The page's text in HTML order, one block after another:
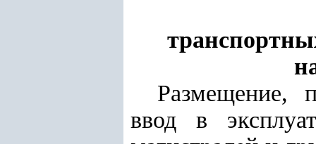
Размещение,
ввод в